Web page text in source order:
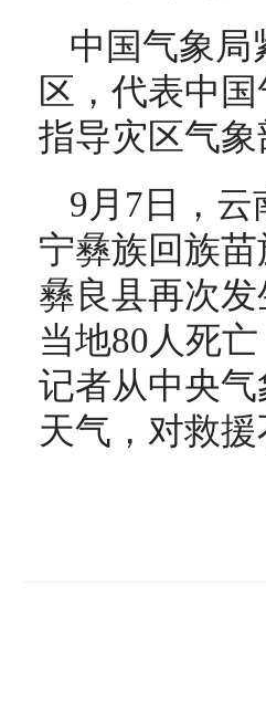
中国气象局
区，代表中
指导灾区气
9月7日，
宁彝族回族
彝良县再次
当地80人死
记者从中央
天气，对救援